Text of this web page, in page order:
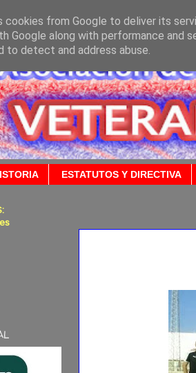
ESTATUTOS Y DIRECTIVA
cookies from Google to deliver its
Google along with performance and
to detect and address abuse.